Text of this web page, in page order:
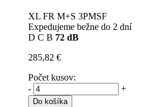
XL FR M+S 3PMSF
Expedujeme bežne do 2 dní
D C B 72 dB
285,82 €
Počet kusov:
-
+
Do košíka